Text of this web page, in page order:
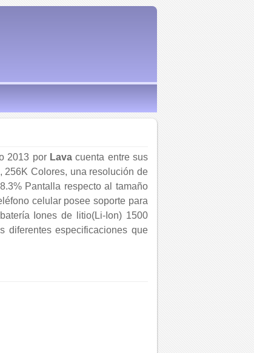
2013 por Lavacuenta entre sus
256K Colores, una resolución de
Pantalla respecto al tamaño
celular posee soporte para
Iones de litio(Li-Ion) 1500
diferentes especificaciones que